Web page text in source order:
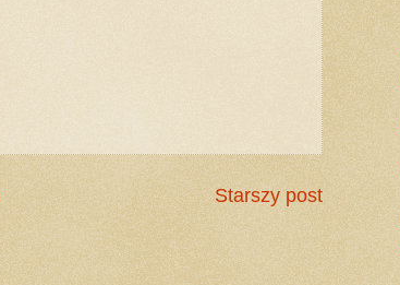
Starszy post